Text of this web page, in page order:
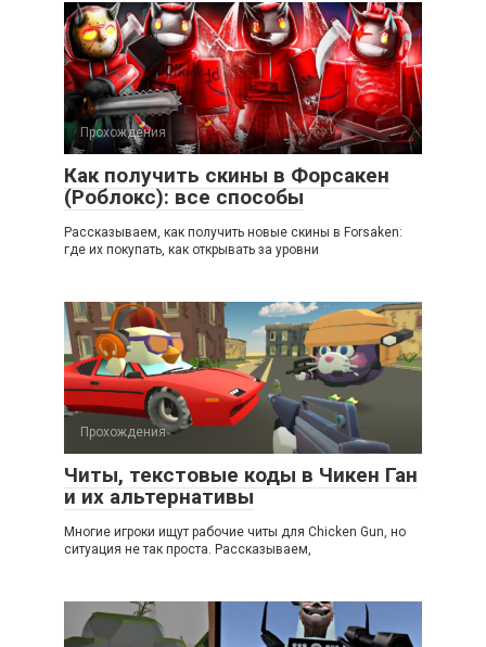
Прохождения
Как получить скины в Форсакен
(Роблокс): все способы
Рассказываем, как получить новые скины в Forsaken:
где их покупать, как открывать за уровни
Прохождения
Читы, текстовые коды в Чикен Ган
и их альтернативы
Многие игроки ищут рабочие читы для Chicken Gun, но
ситуация не так проста. Рассказываем,